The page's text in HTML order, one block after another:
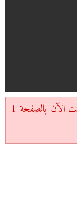
اضغط على الصفحة التالية لمتابعة القراءة. أنت الآن بالصفحة 1